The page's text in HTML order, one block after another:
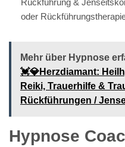
oder
Mehr über Hypnose
💓️💎Herzdiamant:
Reiki, Trauerhilfe &
Rückführungen /
Hypnose